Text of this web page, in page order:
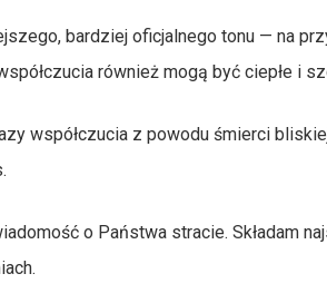
bardziej oficjalnego tonu — na
również mogą być ciepłe i
współczucia z powodu śmierci
o Państwa stracie. Składam